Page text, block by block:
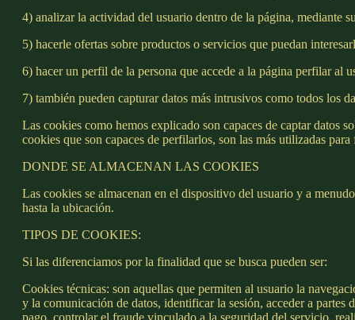
4) analizar la actividad del usuario dentro de la página, mediante
5) hacerle ofertas sobre productos o servicios que puedan
6) hacer un perfil de la persona que accede a la página perfilar al
7) también pueden capturar datos más intrusivos como todos los
Las cookies como hemos explicado son capaces de captar datos
cookies que son capaces de perfilarlos, son las más utilizadas
DONDE SE ALMACENAN LAS COOKIES
Las cookies se almacenan en el dispositivo del usuario y a
hasta la ubicación.
TIPOS DE COOKIES:
Si las diferenciamos por la finalidad que se busca pueden ser:
Cookies técnicas: son aquellas que permiten al usuario la
y la comunicación de datos, identificar la sesión, acceder a
pago, controlar el fraude vinculado a la seguridad del servicio,